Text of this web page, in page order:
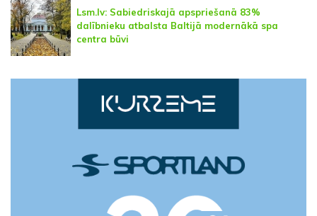
Lsm.lv: Sabiedriskajā apspriešanā 83%
dalībnieku atbalsta Baltijā modernākā spa
centra būvi